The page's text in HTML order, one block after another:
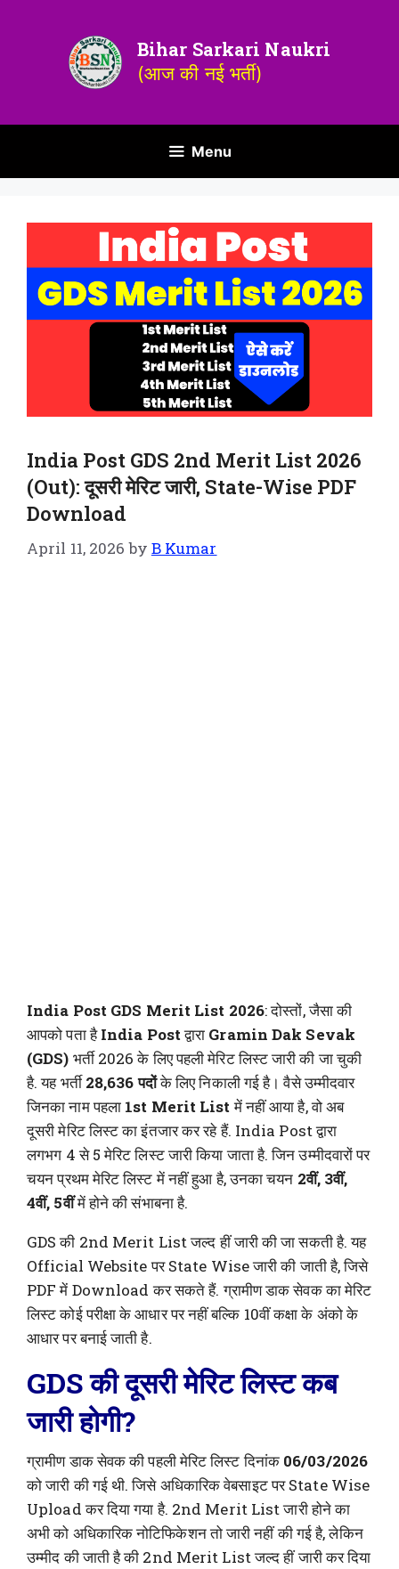
Bihar Sarkari Naukri
(आज की नई भर्ती)
Menu
India Post GDS 2nd Merit List 2026
(Out): दूसरी मेरिट जारी, State-Wise PDF
Download
April 11, 2026 by B Kumar
India Post GDS Merit List 2026: दोस्तों, जैसा की
आपको पता हैIndia Postद्वारा Gramin Dak Sevak
(GDS) भर्ती 2026 के लिए पहली मेरिट लिस्ट जारी की जा चुकी
है. यह भर्ती28,636 पदोंके लिए निकाली गई है। वैसे उम्मीदवार
जिनका नाम पहला 1st Merit Listमें नहीं आया है, वो अब
दूसरी मेरिट लिस्ट का इंतजार कर रहे हैं. India Post द्वारा
लगभग 4 से 5 मेरिट लिस्ट जारी किया जाता है. जिन उम्मीदवारों पर
चयन प्रथम मेरिट लिस्ट में नहीं हुआ है, उनका चयन 2वीं, 3वीं,
4वीं, 5वींमें होने की संभाबना है.
GDS की 2nd Merit List जल्द हीं जारी की जा सकती है. यह
Official Website पर State Wise जारी की जाती है, जिसे
PDF में Download कर सकते हैं. ग्रामीण डाक सेवक का मेरिट
लिस्ट कोई परीक्षा के आधार पर नहीं बल्कि 10वीं कक्षा के अंको के
आधार पर बनाई जाती है.
GDS की दूसरी मेरिट लिस्ट कब
जारी होगी?
ग्रामीण डाक सेवक की पहली मेरिट लिस्ट दिनांक 06/03/2026
को जारी की गई थी. जिसे अधिकारिक वेबसाइट पर State Wise
Upload कर दिया गया है. 2nd Merit List जारी होने का
अभी को अधिकारिक नोटिफिकेशन तो जारी नहीं की गई है, लेकिन
उम्मीद की जाती है की 2nd Merit List जल्द हीं जारी कर दिया